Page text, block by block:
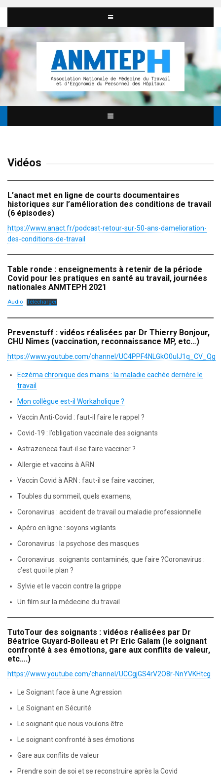
Vidéos
L’anact met en ligne de courts documentaires
historiques sur l’amélioration des conditions de travail
(6 épisodes)
https://www.anact.fr/podcast-retour-sur-50-ans-damelioration-
des-conditions-de-travail
Table ronde : enseignements à retenir de la période
Covid pour les pratiques en santé au travail, journées
nationales ANMTEPH 2021
Audio Télécharger
Prevenstuff : vidéos réalisées par Dr Thierry Bonjour,
CHU Nîmes (vaccination, reconnaissance MP, etc…)
https://www.youtube.com/channel/UC4PPF4NLGkO0uIJ1q_CV_Qg
Eczéma chronique des mains : la maladie cachée derrière le
travail
Mon collègue est-il Workaholique ?
Vaccin Anti-Covid : faut-il faire le rappel ?
Covid-19 : l’obligation vaccinale des soignants
Astrazeneca faut-il se faire vacciner ?
Allergie et vaccins à ARN
Vaccin Covid à ARN : faut-il se faire vacciner,
Toubles du sommeil, quels examens,
Coronavirus : accident de travail ou maladie professionnelle
Apéro en ligne : soyons vigilants
Coronavirus : la psychose des masques
Coronavirus : soignants contaminés, que faire ?Coronavirus :
c’est quoi le plan ?
Sylvie et le vaccin contre la grippe
Un film sur la médecine du travail
TutoTour des soignants : vidéos réalisées par Dr
Béatrice Guyard-Boileau et Pr Eric Galam (le soignant
confronté à ses émotions, gare aux conflits de valeur,
etc….)
https://www.youtube.com/channel/UCCgjGS4rV2O8r-NnYVKHtcg
Le Soignant face à une Agression
Le Soignant en Sécurité
Le soignant que nous voulons être
Le soignant confronté à ses émotions
Gare aux conflits de valeur
Prendre soin de soi et se reconstruire après la Covid